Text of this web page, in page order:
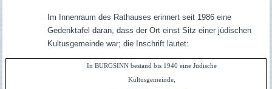
Im Innenraum des Rathauses erinnert seit 1986 eine
Gedenktafel daran, dass der Ort einst Sitz einer jüdischen
Kultusgemeinde war; die Inschrift lautet:
In BURGSINN bestand bis 1940 eine Jüdische
Kultusgemeinde,